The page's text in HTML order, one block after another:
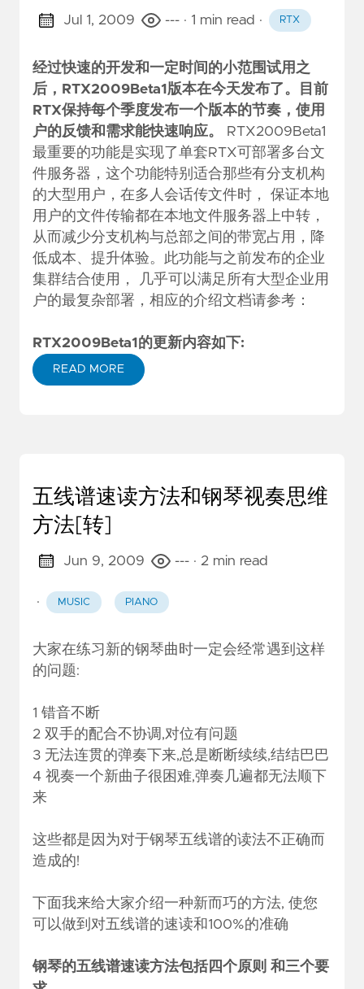
Jul 1, 2009 --- · 1 min read · RTX
经过快速的开发和一定时间的小范围试用之
后，RTX2009Beta1版本在今天发布了。目前
RTX保持每个季度发布一个版本的节奏，使用
户的反馈和需求能快速响应。
RTX2009Beta1
最重要的功能是实现了单套RTX可部署多台文
件服务器，这个功能特别适合那些有分支机构
的大型用户，在多人会话传文件时， 保证本地
用户的文件传输都在本地文件服务器上中转，
从而减少分支机构与总部之间的带宽占用，降
低成本、提升体验。此功能与之前发布的企业
集群结合使用， 几乎可以满足所有大型企业用
户的最复杂部署，相应的介绍文档请参考：
RTX2009Beta1的更新内容如下:
READ MORE
五线谱速读方法和钢琴视奏思维
方法[转]
Jun 9, 2009 --- · 2 min read
· MUSIC PIANO
大家在练习新的钢琴曲时一定会经常遇到这样
的问题:
1 错音不断
2 双手的配合不协调,对位有问题
3 无法连贯的弹奏下来,总是断断续续,结结巴巴
4 视奏一个新曲子很困难,弹奏几遍都无法顺下
来
这些都是因为对于钢琴五线谱的读法不正确而
造成的!
下面我来给大家介绍一种新而巧的方法, 使您
可以做到对五线谱的速读和100%的准确
钢琴的五线谱速读方法包括四个原则 和三个要